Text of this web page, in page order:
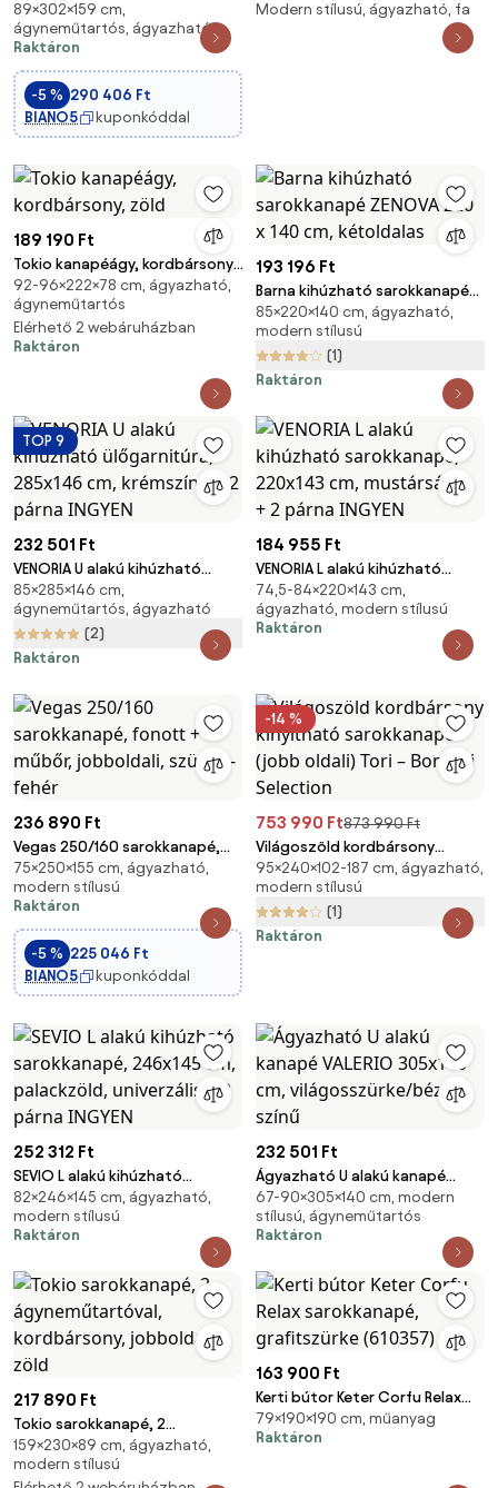
ágyneműtartóval, kordbársony,
univerzális oldal, zöld
89×302×159 cm,
ágyneműtartós, ágyazható
Raktáron
-5 % 290 406 Ft
BIANO5
kuponkóddal
kanapé VENORIA SLIM 200x143
cm, petrolkék színű + 2 db
Modern stílusú, ágyazható, fa
189 190 Ft
Tokio kanapéágy, kordbársony,
zöld
92-96×222×78 cm, ágyazható,
ágyneműtartós
Elérhető 2 webáruházban
Raktáron
193 196 Ft
Barna kihúzható sarokkanapé
ZENOVA 220 x 140 cm,
kétoldalas
85×220×140 cm, ágyazható,
modern stílusú
(1)
Raktáron
TOP 9
232 501 Ft
VENORIA U alakú kihúzható
ülőgarnitúra, 285x146 cm,
krémszínű + 2 párna INGYEN
85×285×146 cm,
ágyneműtartós, ágyazható
(2)
Raktáron
184 955 Ft
VENORIA L alakú kihúzható
sarokkanapé, 220x143 cm,
mustársárga + 2 párna INGYEN
74,5-84×220×143 cm,
ágyazható, modern stílusú
Raktáron
236 890 Ft
Vegas 250/160 sarokkanapé,
fonott + műbőr, jobboldali,
szürke - fehér
75×250×155 cm, ágyazható,
modern stílusú
Raktáron
-5 % 225 046 Ft
BIANO5
kuponkóddal
-14 %
753 990 Ft873 990 Ft
Világoszöld kordbársony
kinyitható sarokkanapé (jobb
oldali) Tori – Bonami Selection
95×240×102-187 cm, ágyazható,
modern stílusú
(1)
Raktáron
252 312 Ft
SEVIO L alakú kihúzható
sarokkanapé, 246x145 cm,
palackzöld, univerzális + 2
párna INGYEN
82×246×145 cm, ágyazható,
modern stílusú
Raktáron
232 501 Ft
Ágyazható U alakú kanapé
VALERIO 305x140 cm,
világosszürke/bézs színű
67-90×305×140 cm, modern
stílusú, ágyneműtartós
Raktáron
217 890 Ft
Tokio sarokkanapé, 2
ágyneműtartóval, kordbársony,
jobboldali, zöld
159×230×89 cm, ágyazható,
modern stílusú
163 900 Ft
Kerti bútor Keter Corfu Relax
sarokkanapé, grafitszürke
(610357)
79×190×190 cm, műanyag
Raktáron